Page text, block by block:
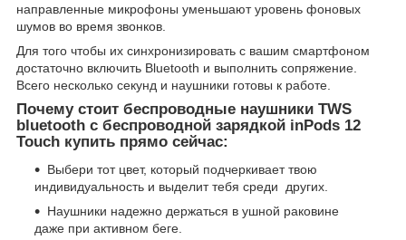
направленные микрофоны уменьшают уровень фоновых
шумов во время звонков.
Для того чтобы их синхронизировать с вашим смартфоном
достаточно включить Bluetooth и выполнить сопряжение.
Всего несколько секунд и наушники готовы к работе.
Почему стоит беспроводные наушники TWS
bluetooth с беспроводной зарядкой inPods 12
Touch купить прямо сейчас:
Выбери тот цвет, который подчеркивает твою
индивидуальность и выделит тебя среди других.
Наушники надежно держаться в ушной раковине
даже при активном беге.